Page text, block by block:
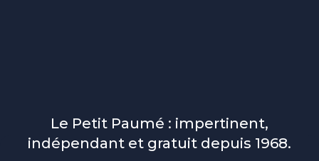
Le Petit Paumé : impertinent,
indépendant et gratuit depuis 1968.